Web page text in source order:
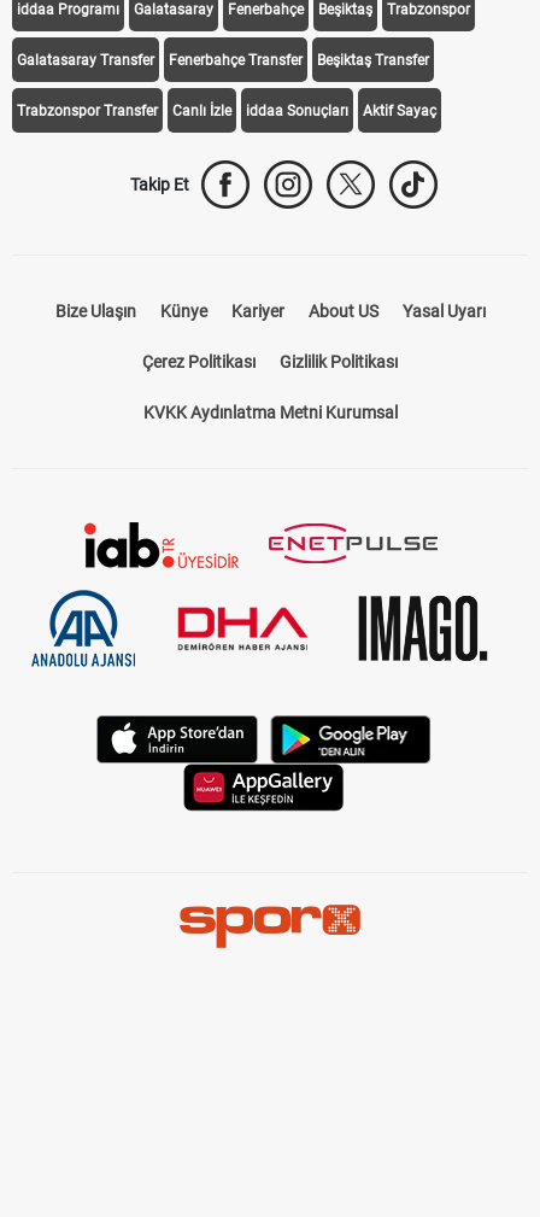
iddaa Programı Galatasaray Fenerbahçe Beşiktaş Trabzonspor
Galatasaray Transfer Fenerbahçe Transfer Beşiktaş Transfer
Trabzonspor Transfer Canlı İzle iddaa Sonuçları Aktif Sayaç
Takip Et
Bize Ulaşın Künye Kariyer About US Yasal Uyarı
Çerez Politikası Gizlilik Politikası
KVKK Aydınlatma Metni Kurumsal